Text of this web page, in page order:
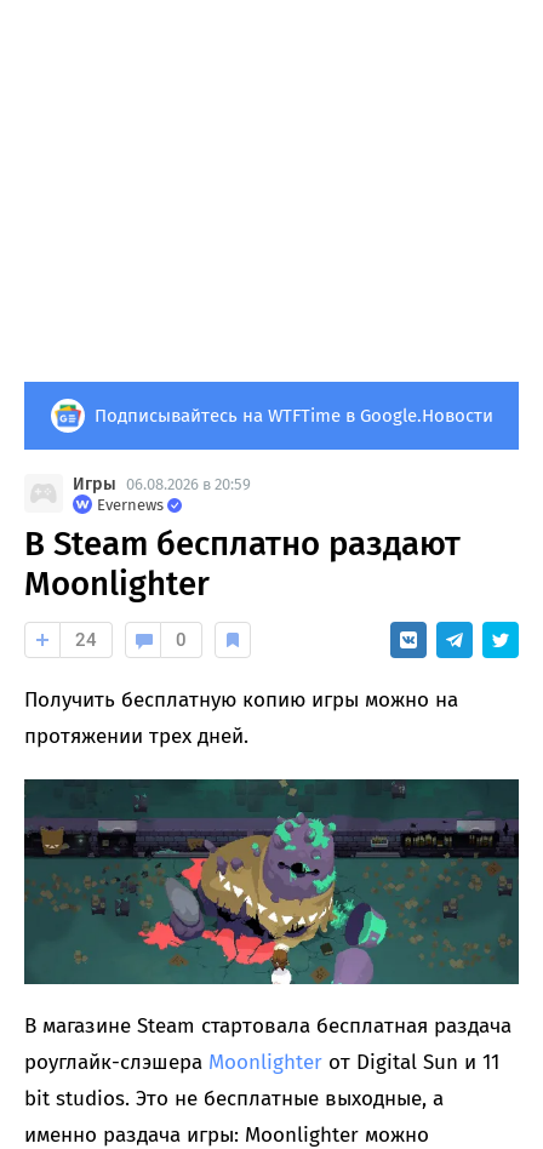
Подписывайтесь на WTFTime в Google.Новости
Игры 06.08.2026 в 20:59
Evernews
В Steam бесплатно раздают
Moonlighter
24 0
Получить бесплатную копию игры можно на
протяжении трех дней.
В магазине Steam стартовала бесплатная раздача
роуглайк-слэшера Moonlighter от Digital Sun и 11
bit studios. Это не бесплатные выходные, а
именно раздача игры: Moonlighter можно